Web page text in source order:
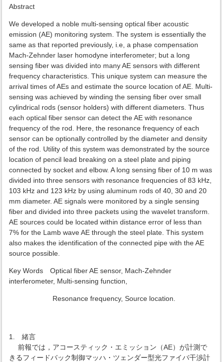
Abstract
We developed a noble multi-sensing optical fiber acoustic
emission (AE) monitoring system. The system is essentially the
same as that reported previously, i.e, a phase compensation
Mach-Zehnder laser homodyne interferometer; but a long
sensing fiber was divided into many AE sensors with different
frequency characteristics. This unique system can measure the
arrival times of AEs and estimate the source location of AE. Multi-
sensing was achieved by winding the sensing fiber over small
cylindrical rods (sensor holders) with different diameters. Thus
each optical fiber sensor can detect the AE with resonance
frequency of the rod. Here, the resonance frequency of each
sensor can be optionally controlled by the diameter and density
of the rod. Utility of this system was demonstrated by the source
location of pencil lead breaking on a steel plate and piping
connected by socket and elbow. A long sensing fiber of 10 m was
divided into three sensors with resonance frequencies of 83 kHz,
103 kHz and 123 kHz by using aluminum rods of 40, 30 and 20
mm diameter. AE signals were monitored by a single sensing
fiber and divided into three packets using the wavelet transform.
AE sources could be located within distance error of less than
7% for the Lamb wave AE through the steel plate. This system
also makes the identification of the connected pipe with the AE
source possible.
Key Words Optical fiber AE sensor, Mach-Zehnder
interferometer, Multi-sensing function,
Resonance frequency, Source location.
1. 緒言
前報では，アコースティック・エミッション（AE）が計測で
きるフィードバック制御マッハ・ツェンダー型光ファイバ干渉計